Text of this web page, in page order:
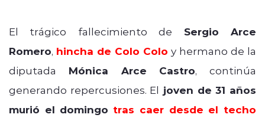
El trágico fallecimiento de Sergio Arce
Romero, hincha de Colo Colo y hermano de la
diputada Mónica Arce Castro, continúa
generando repercusiones. El joven de 31 años
murió el domingo tras caer desde el techo